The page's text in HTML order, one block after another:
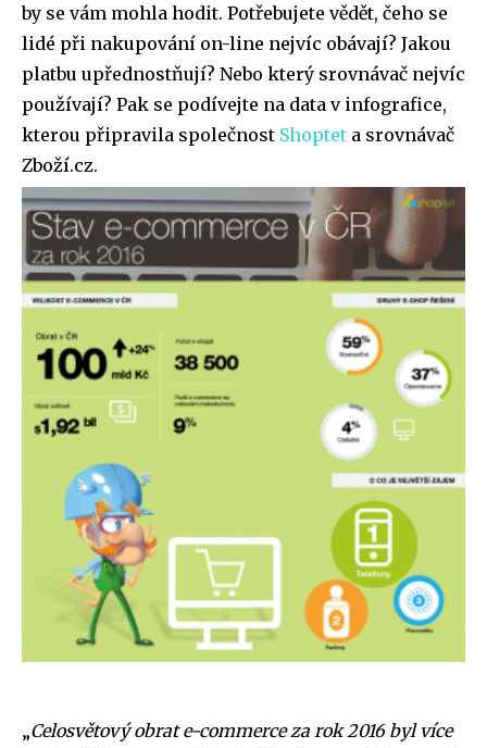
by se vám mohla hodit. Potřebujete vědět, čeho se
lidé při nakupování on-line nejvíc obávají? Jakou
platbu upřednostňují? Nebo který srovnávač nejvíc
používají? Pak se podívejte na data v infografice,
kterou připravila společnost Shoptet a srovnávač
Zboží.cz.
„Celosvětový obrat e-commerce za rok 2016 byl více